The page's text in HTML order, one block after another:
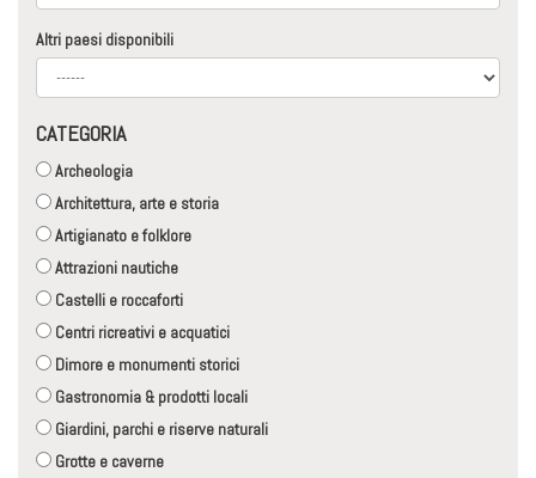
Altri paesi disponibili
CATEGORIA
Archeologia
Architettura, arte e storia
Artigianato e folklore
Attrazioni nautiche
Castelli e roccaforti
Centri ricreativi e acquatici
Dimore e monumenti storici
Gastronomia & prodotti locali
Giardini, parchi e riserve naturali
Grotte e caverne